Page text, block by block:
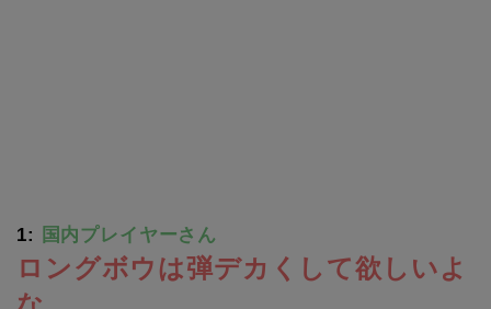
1: 国内プレイヤーさん
ロングボウは弾デカくして欲しいよ